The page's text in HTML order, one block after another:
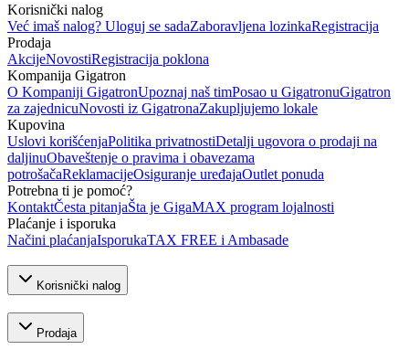
Korisnički nalog
Već imaš nalog? Uloguj se sadaZaboravljena lozinkaRegistracija
Prodaja
AkcijeNovostiRegistracija poklona
Kompanija Gigatron
O Kompaniji GigatronUpoznaj naš timPosao u GigatronuGigatron
za zajednicuNovosti iz GigatronaZakupljujemo lokale
Kupovina
Uslovi korišćenjaPolitika privatnostiDetalji ugovora o prodaji na
daljinuObaveštenje o pravima i obavezama
potrošačaReklamacijeOsiguranje uređajaOutlet ponuda
Potrebna ti je pomoć?
KontaktČesta pitanjaŠta je GigaMAX program lojalnosti
Plaćanje i isporuka
Načini plaćanjaIsporukaTAX FREE i Ambasade
Korisnički nalog
Prodaja